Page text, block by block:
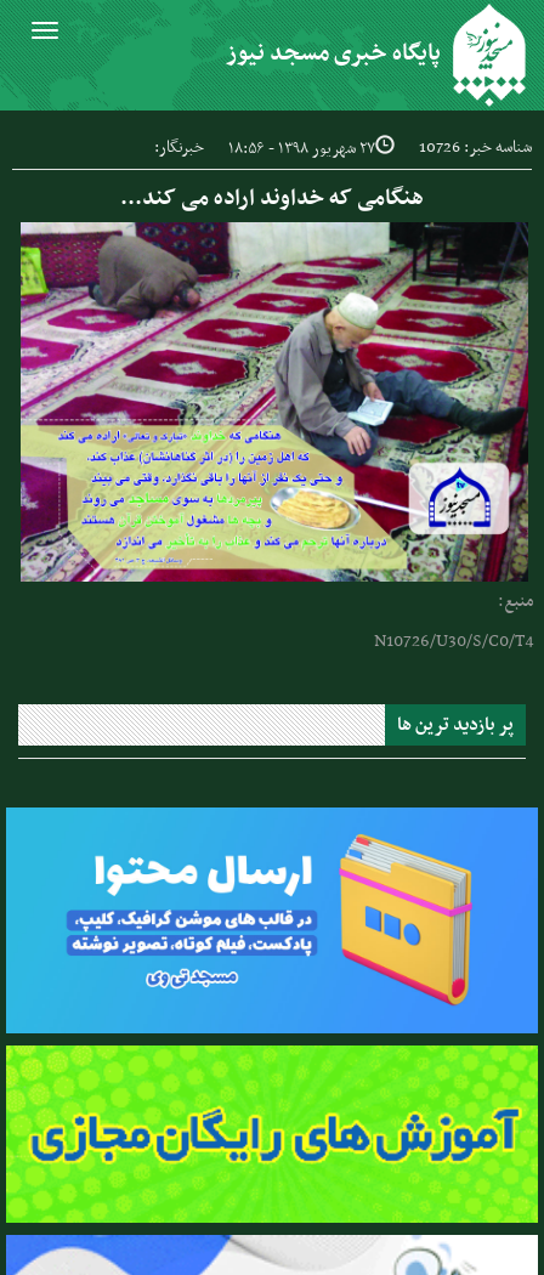
پایگاه خبری مسجد نیوز
Toggle
شناسه خبر: 10726 ۲۷ شهریور ۱۳۹۸ - ۱۸:۵۶ خبرنگار:
هنگامی که خداوند اراده می کند...
منبع:
N10726/U30/S/C0/T4
پر بازدید ترین ها